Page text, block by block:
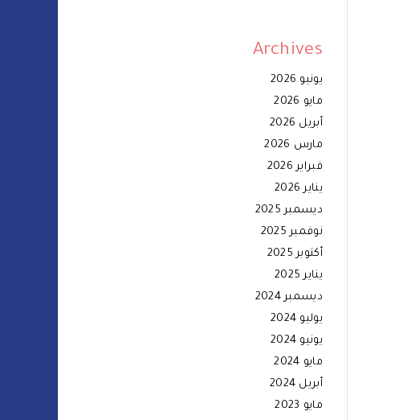
Archives
يونيو 2026
مايو 2026
أبريل 2026
مارس 2026
فبراير 2026
يناير 2026
ديسمبر 2025
نوفمبر 2025
أكتوبر 2025
يناير 2025
ديسمبر 2024
يوليو 2024
يونيو 2024
مايو 2024
أبريل 2024
مايو 2023